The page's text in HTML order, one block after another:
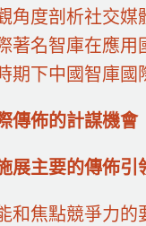
角度剖析社交
著名智庫在應
期下中國智庫國
傳佈的計謀機會
展主要的傳佈引
和焦點競爭力